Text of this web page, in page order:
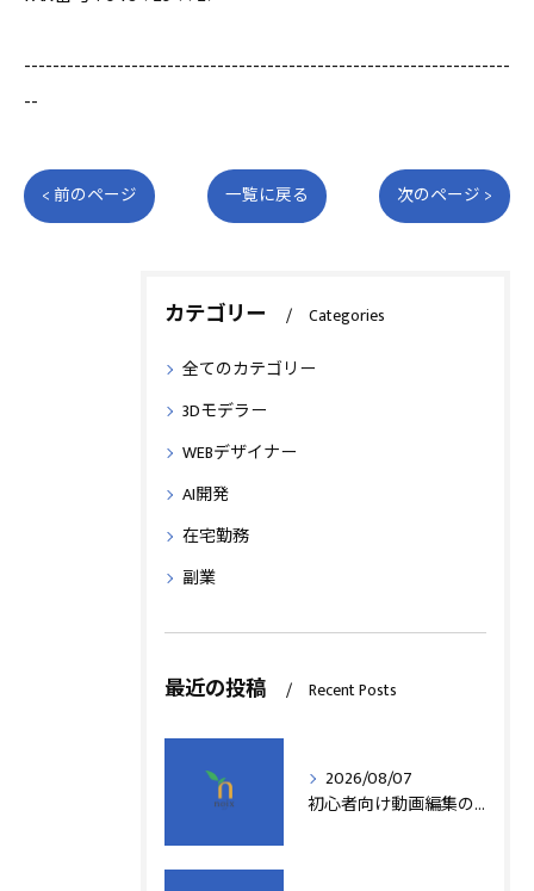
--------------------------------------------------------------------
--
< 前のページ 一覧に戻る 次のページ >
カテゴリー Categories
全てのカテゴリー
3Dモデラー
WEBデザイナー
AI開発
在宅勤務
副業
最近の投稿 Recent Posts
2026/08/07
初心者向け動画編集の簡単テクニック